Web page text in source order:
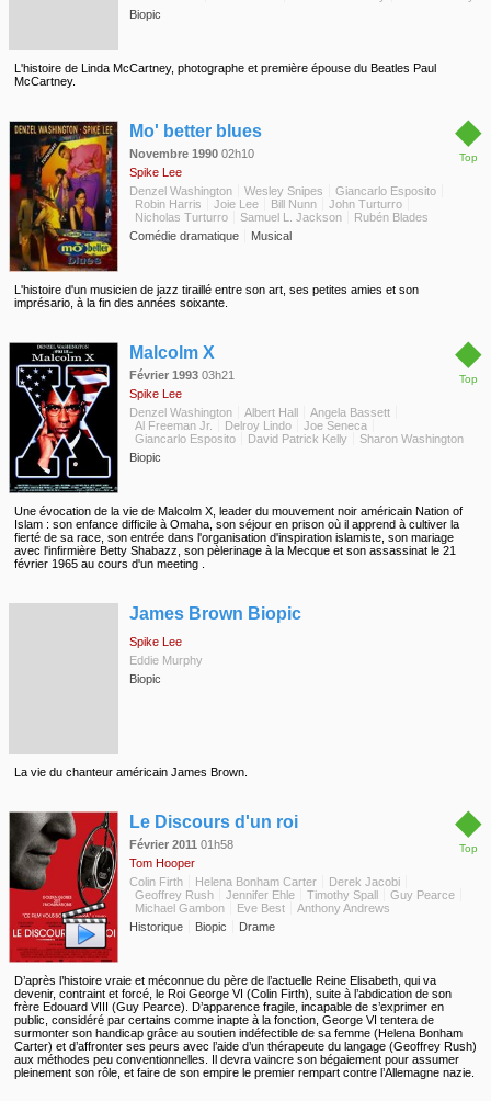
Biopic
L'histoire de Linda McCartney, photographe et première épouse du Beatles Paul
McCartney.
◆
Top
Mo' better blues
Novembre 1990 02h10
Spike Lee
Denzel Washington
Wesley Snipes
Giancarlo Esposito
Robin Harris
Joie Lee Bill Nunn
John Turturro
Nicholas Turturro
Samuel L. Jackson
Rubén Blades
Comédie dramatique
Musical
L'histoire d'un musicien de jazz tiraillé entre son art, ses petites amies et son
imprésario, à la fin des années soixante.
◆
Top
Malcolm X
Février 1993 03h21
Spike Lee
Denzel Washington
Albert Hall
Angela Bassett
Al Freeman Jr.
Delroy Lindo
Joe Seneca
Giancarlo Esposito
David Patrick Kelly
Sharon Washington
Biopic
Une évocation de la vie de Malcolm X, leader du mouvement noir américain Nation of
Islam : son enfance difficile à Omaha, son séjour en prison où il apprend à cultiver la
fierté de sa race, son entrée dans l'organisation d'inspiration islamiste, son mariage
avec l'infirmière Betty Shabazz, son pèlerinage à la Mecque et son assassinat le 21
février 1965 au cours d'un meeting .
James Brown Biopic
Spike Lee
Eddie Murphy
Biopic
La vie du chanteur américain James Brown.
◆
Top
Le Discours d'un roi
Février 2011 01h58
Tom Hooper
Colin Firth
Helena Bonham Carter
Derek Jacobi
Geoffrey Rush
Jennifer Ehle Timothy Spall
Guy Pearce
Michael Gambon
Eve Best
Anthony Andrews
Historique
Biopic Drame
D’après l’histoire vraie et méconnue du père de l’actuelle Reine Elisabeth, qui va
devenir, contraint et forcé, le Roi George VI (Colin Firth), suite à l’abdication de son
frère Edouard VIII (Guy Pearce). D’apparence fragile, incapable de s’exprimer en
public, considéré par certains comme inapte à la fonction, George VI tentera de
surmonter son handicap grâce au soutien indéfectible de sa femme (Helena Bonham
Carter) et d’affronter ses peurs avec l’aide d’un thérapeute du langage (Geoffrey Rush)
aux méthodes peu conventionnelles. Il devra vaincre son bégaiement pour assumer
pleinement son rôle, et faire de son empire le premier rempart contre l’Allemagne nazie.